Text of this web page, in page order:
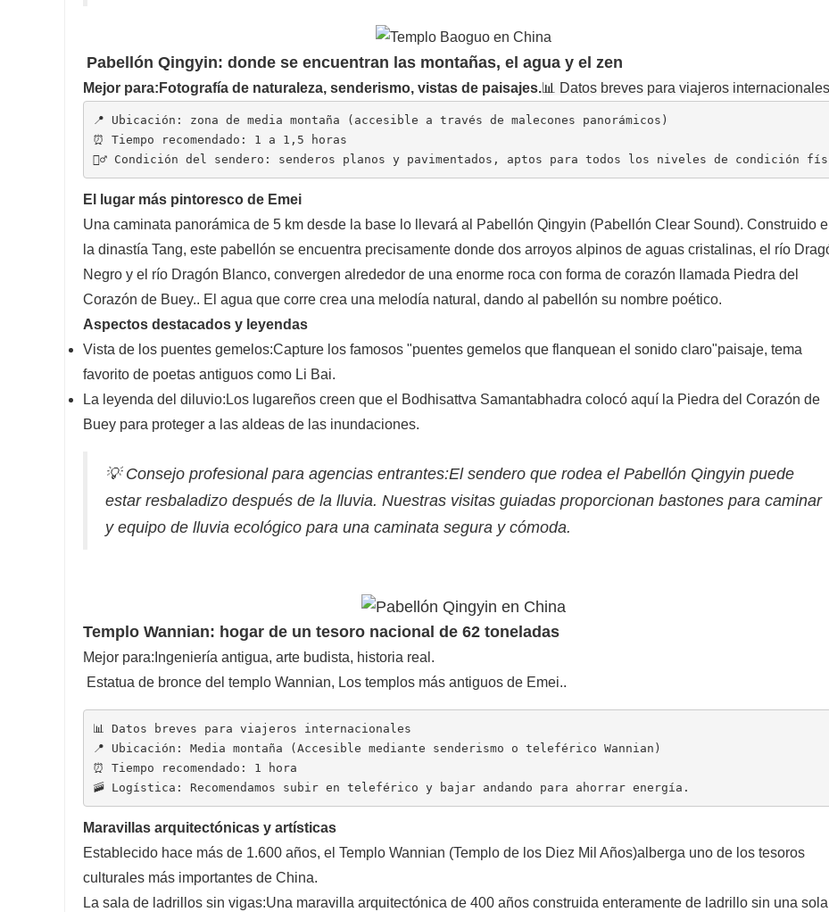
Pabellón Qingyin: donde se encuentran las montañas, el agua y el zen
Mejor para: Fotografía de naturaleza, senderismo, vistas de paisajes. 📊 Datos breves para viajeros internacionales
📍 Ubicación: zona de media montaña (accesible a través de malecones panorámicos)
⏰ Tiempo recomendado: 1 a 1,5 horas
🚶‍♂️ Condición del sendero: senderos planos y pavimentados, aptos para todos los niveles de condición
El lugar más pintoresco de Emei
Una caminata panorámica de 5 km desde la base lo llevará al Pabellón Qingyin (Pabellón Clear Sound). Construido
la dinastía Tang, este pabellón se encuentra precisamente donde dos arroyos alpinos de aguas cristalinas, el río
Negro y el río Dragón Blanco, convergen alrededor de una enorme roca con forma de corazón llamada Piedra del
Corazón de Buey.. El agua que corre crea una melodía natural, dando al pabellón su nombre poético.
Aspectos destacados y leyendas
Vista de los puentes gemelos:Capture los famosos "puentes gemelos que flanquean el sonido claro"paisaje, tema
favorito de poetas antiguos como Li Bai.
La leyenda del diluvio: Los lugareños creen que el Bodhisattva Samantabhadra colocó aquí la Piedra del Corazón de
Buey para proteger a las aldeas de las inundaciones.
💡 Consejo profesional para agencias entrantes:El sendero que rodea el Pabellón Qingyin puede
estar resbaladizo después de la lluvia. Nuestras visitas guiadas proporcionan bastones para caminar
y equipo de lluvia ecológico para una caminata segura y cómoda.
Templo Wannian: hogar de un tesoro nacional de 62 toneladas
Mejor para: Ingeniería antigua, arte budista, historia real.
Estatua de bronce del templo Wannian, Los templos más antiguos de Emei..
📊 Datos breves para viajeros internacionales
📍 Ubicación: Media montaña (Accesible mediante senderismo o teleférico Wannian)
⏰ Tiempo recomendado: 1 hora
🚠 Logística: Recomendamos subir en teleférico y bajar andando para ahorrar energía.
Maravillas arquitectónicas y artísticas
Establecido hace más de 1.600 años, el Templo Wannian (Templo de los Diez Mil Años)alberga uno de los tesoros
culturales más importantes de China.
La sala de ladrillos sin vigas:Una maravilla arquitectónica de 400 años construida enteramente de ladrillo sin una sola